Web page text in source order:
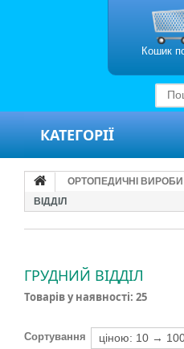
Кошик
КАТЕГОРІЇ
ОРТОПЕДИЧНІ ВИРОБИ
ВІДДІЛ
ГРУДНИЙ ВІДДІЛ
Товарів у наявності: 25
Сортування